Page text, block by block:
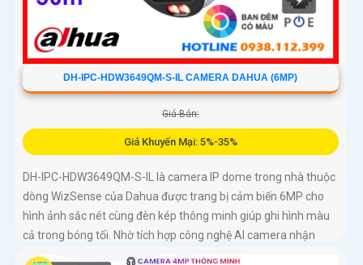
DH-IPC-HDW3649QM-S-IL CAMERA DAHUA (6MP)
Giá Bán:
Giá Khuyến Mại: 5%-35%
DH-IPC-HDW3649QM-S-IL là camera IP dome trong nhà thuộc
dòng WizSense của Dahua được trang bị cảm biến 6MP cho
hình ảnh sắc nét cùng đèn kép thông minh giúp ghi hình màu
cả trong bóng tối. Nhờ tích hợp công nghệ AI camera nhận
diện chính xác người và xe, đồng thời hỗ trợ mic ghi âm rõ ràng